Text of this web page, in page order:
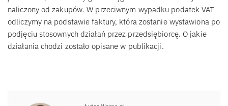
naliczony od zakupów. W przeciwnym wypadku podatek VAT
odliczymy na podstawie faktury, która zostanie wystawiona po
podjęciu stosownych działań przez przedsiębiorcę. O jakie
działania chodzi zostało opisane w publikacji.